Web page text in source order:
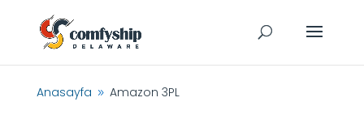
Anasayfa 9 Amazon 3PL